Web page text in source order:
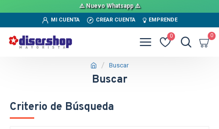
⚠️ Nuevo Whatsapp ⚠️
MI CUENTA CREAR CUENTA EMPRENDE
0 0
Buscar
Buscar
Criterio de Búsqueda